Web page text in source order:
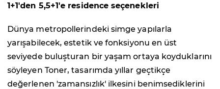
1+1'den 5,5+1'e residence seçenekleri
Dünya metropollerindeki simge yapılarla
yarışabilecek, estetik ve fonksiyonu en üst
seviyede buluşturan bir yaşam ortaya koyduklarını
söyleyen Toner, tasarımda yıllar geçtikçe
değerlenen 'zamansızlık' ilkesini benimsediklerini